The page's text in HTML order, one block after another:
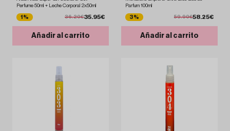
Perfume 50ml + Leche Corporal 2x50ml
1% 36.20€35.95€
Añadir al carrito
Parfum 100ml
3% 59.90€58.25€
Añadir al carrito